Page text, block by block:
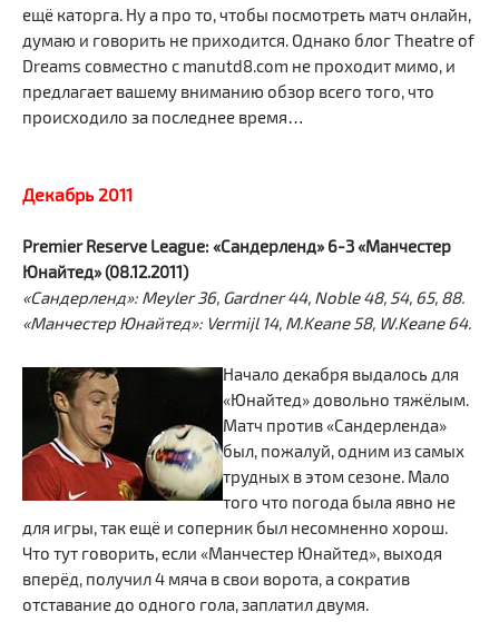
ещё каторга. Ну а про то, чтобы посмотреть матч онлайн,
думаю и говорить не приходится. Однако блог Theatre of
Dreams совместно с manutd8.com не проходит мимо, и
предлагает вашему вниманию обзор всего того, что
происходило за последнее время…
Декабрь 2011
Premier Reserve League: «Сандерленд» 6-3 «Манчестер
Юнайтед» (08.12.2011)
«Сандерленд»: Meyler 36, Gardner 44, Noble 48, 54, 65, 88.
«Манчестер Юнайтед»: Vermijl 14, M.Keane 58, W.Keane 64.
Начало декабря выдалось для
«Юнайтед» довольно тяжёлым.
Матч против «Сандерленда»
был, пожалуй, одним из самых
трудных в этом сезоне. Мало
того что погода была явно не
для игры, так ещё и соперник был несомненно хорош.
Что тут говорить, если «Манчестер Юнайтед», выходя
вперёд, получил 4 мяча в свои ворота, а сократив
отставание до одного гола, заплатил двумя.